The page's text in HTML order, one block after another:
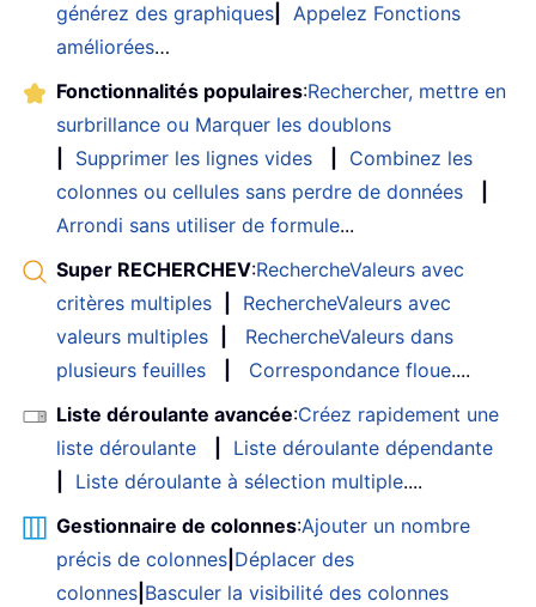
générez des graphiques
Appelez Fonctions
améliorées…
Fonctionnalités populaires:Rechercher, mettre en
surbrillance ou Marquer les doublons
Supprimer les lignes vides
Combinez les
colonnes ou cellules sans perdre de données
Arrondi sans utiliser de formule...
Super RECHERCHEV:RechercheValeurs avec
critères multiples
RechercheValeurs avec
valeurs multiples
RechercheValeurs dans
plusieurs feuilles
Correspondance floue....
Liste déroulante avancée:Créez rapidement une
liste déroulante
Liste déroulante dépendante
Liste déroulante à sélection multiple....
Gestionnaire de colonnes:Ajouter un nombre
précis de colonnes Déplacer des
colonnes Basculer la visibilité des colonnes